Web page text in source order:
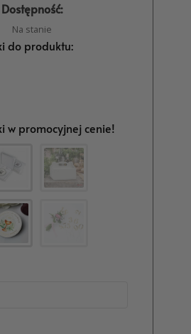
Dostępność:
Na stanie
do produktu:
w promocyjnej cenie!